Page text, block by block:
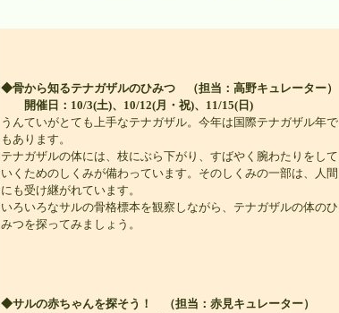
◆骨から知るテナガザルのひみつ （担当：高野キュレーター）
開催日：10/3(土)、10/12(月・祝)、11/15(日)
うんていがとても上手なテナガザル。今年は国際テナガザル年で
もあります。
テナガザルの体には、枝にぶら下がり、すばやく腕わたりをして
いくためのしくみが備わっています。そのしくみの一部は、人間
にも受け継がれています。
いろいろなサルの骨格標本を観察しながら、テナガザルの体のひ
みつを探ってみましょう。
◆サルの赤ちゃんを探そう！ （担当：赤見キュレーター）